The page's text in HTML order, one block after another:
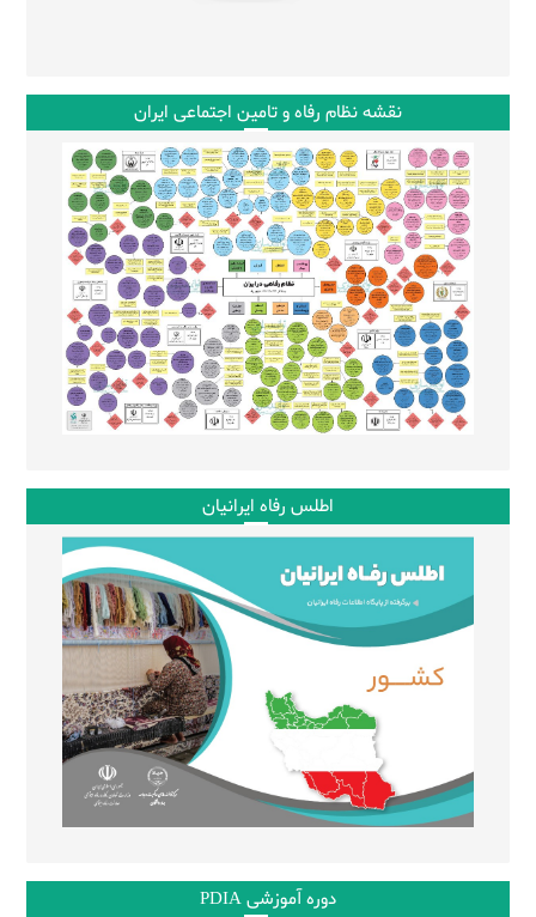
نقشه نظام رفاه و تامین اجتماعی ایران
اطلس رفاه ایرانیان
دوره آموزشی PDIA